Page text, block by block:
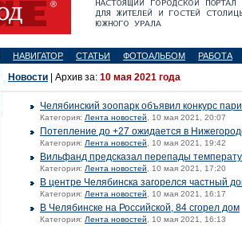
НАВИГАТОР СТАТЬИ ФОТОАЛЬБОМ РАБОТА
Новости | Архив за: 10 мая 2021 года
Челябинский зоопарк объявил конкурс
Категория: Лента новостей , 10 мая 2021, 20:07
Потепление до +27 ожидается в
Категория: Лента новостей , 10 мая 2021, 19:42
Вильфанд предсказал перепады
Категория: Лента новостей , 10 мая 2021, 17:20
В центре Челябинска загорелся частный
Категория: Лента новостей , 10 мая 2021, 16:17
В Челябинске на Российской, 84 сгорел дом
Категория: Лента новостей , 10 мая 2021, 16:13